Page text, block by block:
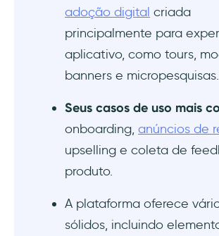
adoção digital criada
principalmente para
aplicativo, como tours,
banners e micropesquisas.
Seus casos de uso mais
onboarding, anúncios de
upselling e coleta de
produto.
A plataforma oferece
sólidos, incluindo